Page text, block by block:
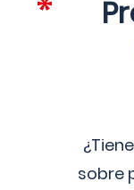
sobre